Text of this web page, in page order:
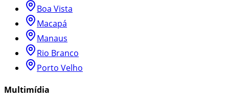
Boa Vista
Macapá
Manaus
Rio Branco
Porto Velho
Multimídia